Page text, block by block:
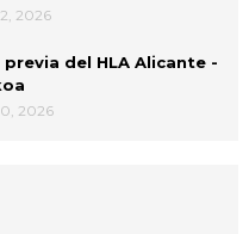
2026
del HLA Alicante -
2026